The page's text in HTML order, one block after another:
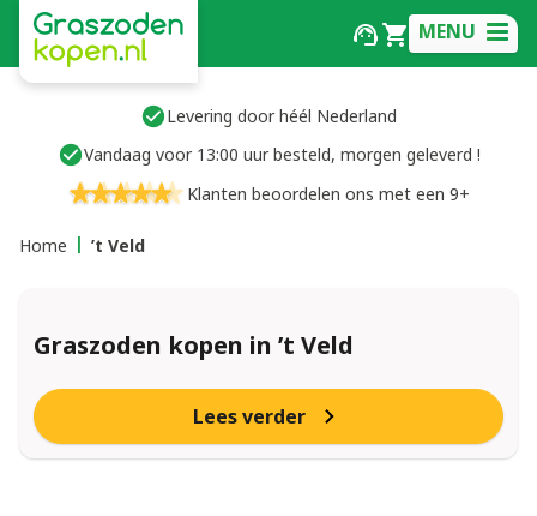
MENU
Levering door héél Nederland
Vandaag voor 13:00 uur besteld, morgen geleverd !
Klanten beoordelen ons met een 9+
Home ’t Veld
Graszoden kopen in ’t Veld
Lees verder